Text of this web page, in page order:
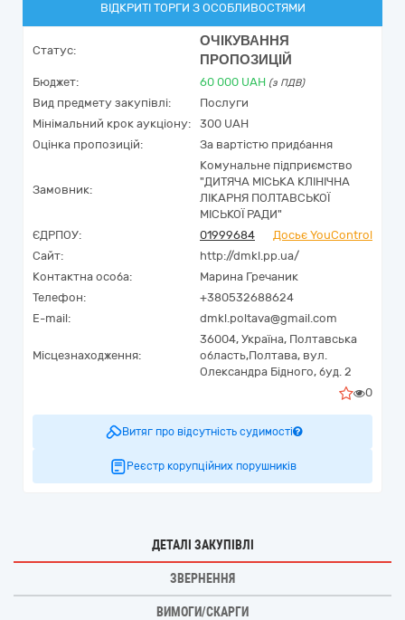
ВІДКРИТІ ТОРГИ З ОСОБЛИВОСТЯМИ
Статус:
ОЧІКУВАННЯ
ПРОПОЗИЦІЙ
Бюджет: 60 000 UAH (з ПДВ)
Вид предмету закупівлі:
Послуги
Мінімальний крок аукціону:
300 UAH
Оцінка пропозицій:
За вартістю придбання
Замовник:
Комунальне підприємство
"ДИТЯЧА МІСЬКА КЛІНІЧНА
ЛІКАРНЯ ПОЛТАВСЬКОЇ
МІСЬКОЇ РАДИ"
ЄДРПОУ:
01999684
Досьє YouControl
Сайт:
http://dmkl.pp.ua/
Контактна особа:
Марина Гречаник
Телефон:
+380532688624
E-mail:
dmkl.poltava@gmail.com
Місцезнаходження:
36004, Україна, Полтавська
область,Полтава, вул.
Олександра Бідного, буд. 2
0
Витяг про відсутність судимості
Реєстр корупційних порушників
ДЕТАЛІ ЗАКУПІВЛІ
ЗВЕРНЕННЯ
ВИМОГИ/СКАРГИ